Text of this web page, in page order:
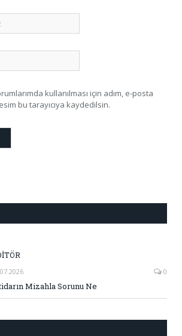
kullanılması için adım, e-posta
bu tarayıcıya kaydedilsin.
0
Mizahla Sorunu Ne